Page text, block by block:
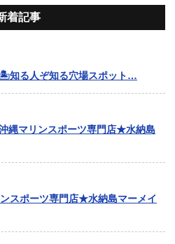
着記事
知る人ぞ知る穴場スポット…
縄マリンスポーツ専門店★水納島
スポーツ専門店★水納島マーメイ